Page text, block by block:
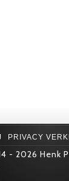
PRIVACY
- 2026 Henk